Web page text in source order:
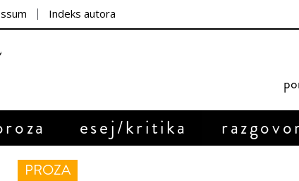
Indeks autora
esej/kritika
PROZA